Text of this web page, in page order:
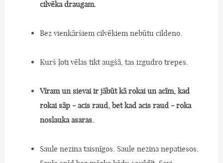
cilvēka draugam.
Bez vienkāršiem cilvēkiem nebūtu cildeno.
Kurš ļoti vēlas tikt augšā, tas izgudro trepes.
Vīram un sievai ir jābūt kā rokai un acīm, kad
rokai sāp - acis raud, bet kad acis raud - roka
noslauka asaras.
Saule nezina taisnīgos. Saule nezina nepatiesos.